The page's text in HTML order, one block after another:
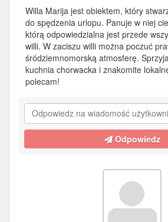
Willa Marija jest obiektem, który
do spędzenia urlopu. Panuje w niej
którą odpowiedzialna jest przede
willi. W zaciszu willi można poczuć
śródziemnomorską atmosferę.
kuchnia chorwacka i znakomite
polecam!
Odpowiedz